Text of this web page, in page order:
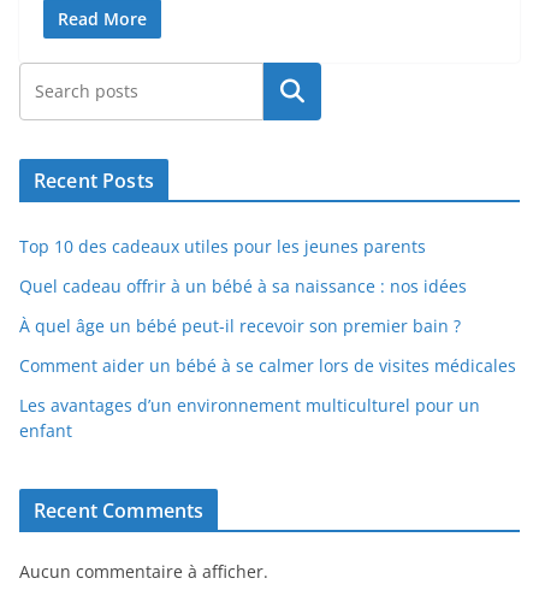
Read More
Rechercher
Recent Posts
Top 10 des cadeaux utiles pour les jeunes parents
Quel cadeau offrir à un bébé à sa naissance : nos idées
À quel âge un bébé peut-il recevoir son premier bain ?
Comment aider un bébé à se calmer lors de visites médicales
Les avantages d’un environnement multiculturel pour un
enfant
Recent Comments
Aucun commentaire à afficher.